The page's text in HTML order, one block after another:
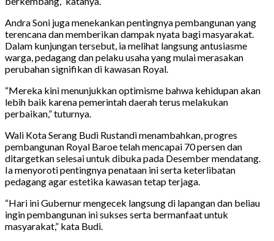
Andra Soni juga menekankan pentingnya pembangunan yang
terencana dan memberikan dampak nyata bagi masyarakat.
Dalam kunjungan tersebut, ia melihat langsung antusiasme
warga, pedagang dan pelaku usaha yang mulai merasakan
perubahan signifikan di kawasan Royal.
“Mereka kini menunjukkan optimisme bahwa kehidupan akan
lebih baik karena pemerintah daerah terus melakukan
perbaikan,” tuturnya.
Wali Kota Serang Budi Rustandi menambahkan, progres
pembangunan Royal Baroe telah mencapai 70 persen dan
ditargetkan selesai untuk dibuka pada Desember mendatang.
Ia menyoroti pentingnya penataan ini serta keterlibatan
pedagang agar estetika kawasan tetap terjaga.
“Hari ini Gubernur mengecek langsung di lapangan dan beliau
ingin pembangunan ini sukses serta bermanfaat untuk
masyarakat,” kata Budi.